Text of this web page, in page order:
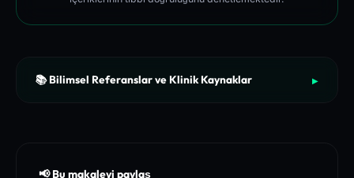
📚 Bilimsel Referanslar ve Klinik Kaynaklar ▶
📢 Bu makaleyi paylaş